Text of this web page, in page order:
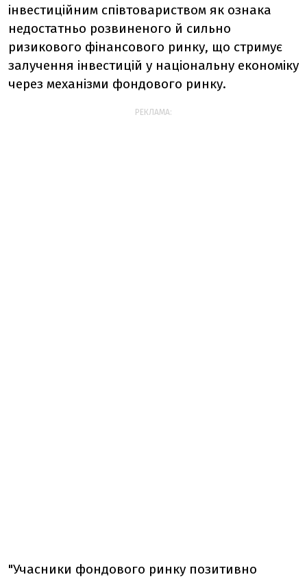
інвестиційним співтовариством як ознака
недостатньо розвиненого й сильно
ризикового фінансового ринку, що стримує
залучення інвестицій у національну економіку
через механізми фондового ринку.
РЕКЛАМА:
"Учасники фондового ринку позитивно